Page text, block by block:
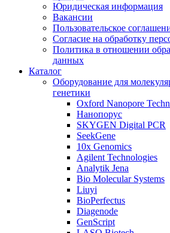
Юридическая информация
Вакансии
Пользовательское
Согласие на обработку
Политика в отношении
данных
Каталог
Оборудование для
генетики
Oxford Nanopore
Нанопорус
SKYGEN Digital PCR
SeekGene
10x Genomics
Agilent Technologies
Analytik Jena
Bio Molecular Systems
Liuyi
BioPerfectus
Diagenode
GenScript